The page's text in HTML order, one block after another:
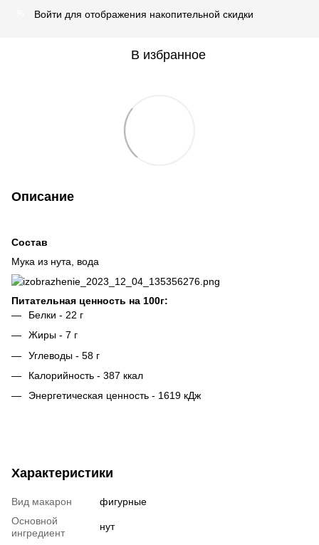
Войти для отображения накопительной скидки
В избранное
Описание
Состав
Мука из нута, вода
Питательная ценность на 100г:
Белки - 22 г
Жиры - 7 г
Углеводы - 58 г
Калорийность - 387 ккал
Энергетическая ценность - 1619 кДж
Характеристики
Вид макарон
фигурные
Основной
ингредиент
нут